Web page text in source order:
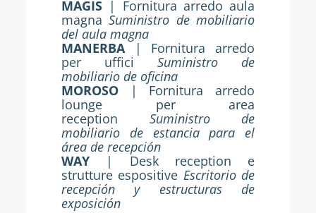
MAGIS | Fornitura arredo aula
magnaSuministro de mobiliario
del aula magna
MANERBA| Fornitura arredo
per uffici Suministro de
mobiliario de oficina
MOROSO | Fornitura arredo
lounge per area
reception Suministro de
mobiliario de estancia para el
área de recepción
WAY | Desk reception e
strutture espositive Escritorio de
recepción y estructuras de
exposición